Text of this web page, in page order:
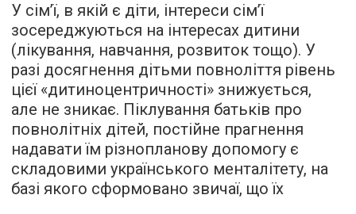
У сім’ї, в якій є діти, інтереси сім’ї
зосереджуються на інтересах дитини
(лікування, навчання, розвиток тощо). У
разі досягнення дітьми повноліття рівень
цієї «дитиноцентричності» знижується,
але не зникає. Піклування батьків про
повнолітніх дітей, постійне прагнення
надавати їм різнопланову допомогу є
складовими українського менталітету, на
базі якого сформовано звичаї, що їх